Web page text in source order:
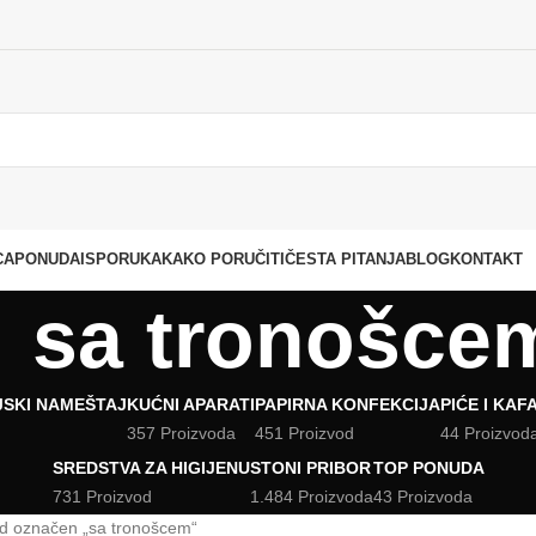
PONUDA ISPORUKAKAKO PORUČITI ČESTA PITANJABLOGKONTAKT
sa
NAMEŠTAJKUĆNI APARATI
357 Proizvoda
PAPIRNA KONFEKCIJA
451 Proizvod
PIĆE I
44
SREDSTVA ZA HIGIJENU
731 Proizvod
STONI PRIBOR
1.484 Proizvoda
TOP PONUDA
43 Proizvoda
označen „sa tronošcem“